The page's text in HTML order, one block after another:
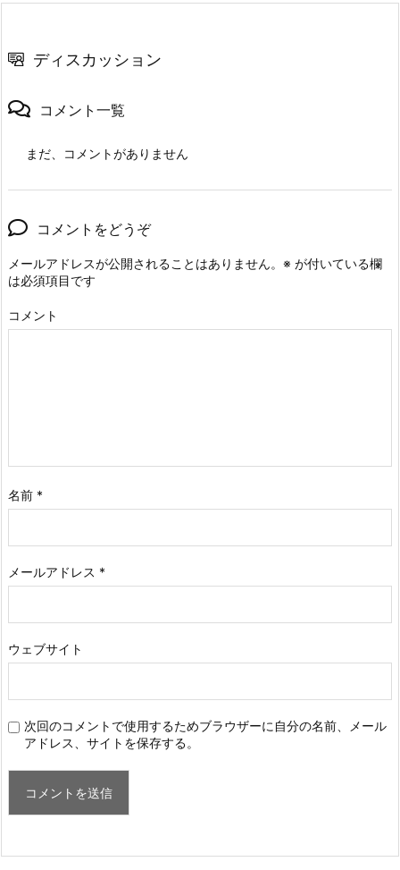
ディスカッション
コメント一覧
まだ、コメントがありません
コメントをどうぞ
メールアドレスが公開されることはありません。 ※ が付いている欄
は必須項目です
コメント
名前 *
メールアドレス *
ウェブサイト
次回のコメントで使用するためブラウザーに自分の名前、メール
アドレス、サイトを保存する。